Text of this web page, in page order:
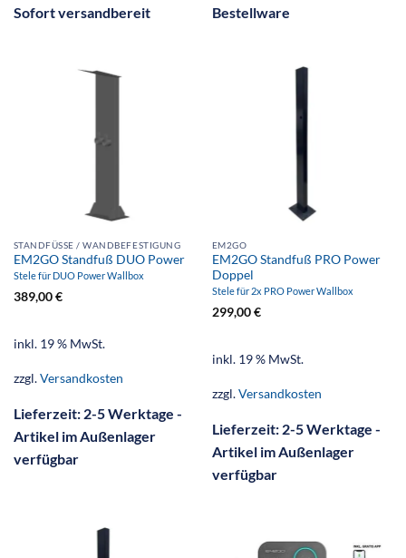
Sofort versandbereit
Bestellware
STANDFÜSSE / WANDBEFESTIGUNG
EM2GO Standfuß DUO Power
Stele für DUO Power Wallbox
389,00€
inkl. 19 % MwSt.
zzgl.Versandkosten
Lieferzeit: 2-5 Werktage -
Artikel im Außenlager
verfügbar
EM2GO
EM2GO Standfuß PRO Power
Doppel
Stele für 2x PRO Power Wallbox
299,00€
inkl. 19 % MwSt.
zzgl.Versandkosten
Lieferzeit: 2-5 Werktage -
Artikel im Außenlager
verfügbar